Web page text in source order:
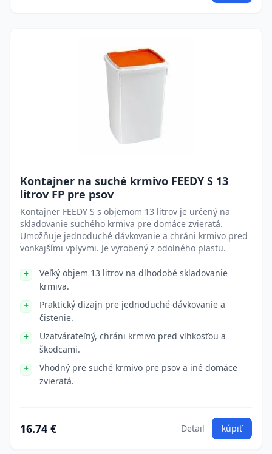
Kontajner na suché krmivo FEEDY S 13
litrov FP pre psov
Kontajner FEEDY S s objemom 13 litrov je určený na
skladovanie suchého krmiva pre domáce zvieratá.
Umožňuje jednoduché dávkovanie a chráni krmivo pred
vonkajšími vplyvmi. Je vyrobený z odolného plastu.
Veľký objem 13 litrov na dlhodobé skladovanie
krmiva.
Praktický dizajn pre jednoduché dávkovanie a
čistenie.
Uzatvárateľný, chráni krmivo pred vlhkosťou a
škodcami.
Vhodný pre suché krmivo pre psov a iné domáce
zvieratá.
16.74 € Detail kúpiť